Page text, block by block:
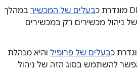
בעלים של המכשיר במהלך
ניהול מכשירים רק במכשירים
בעלים של פרופיל והיא מנהלת
להשתמש בסוג הזה של ניהול